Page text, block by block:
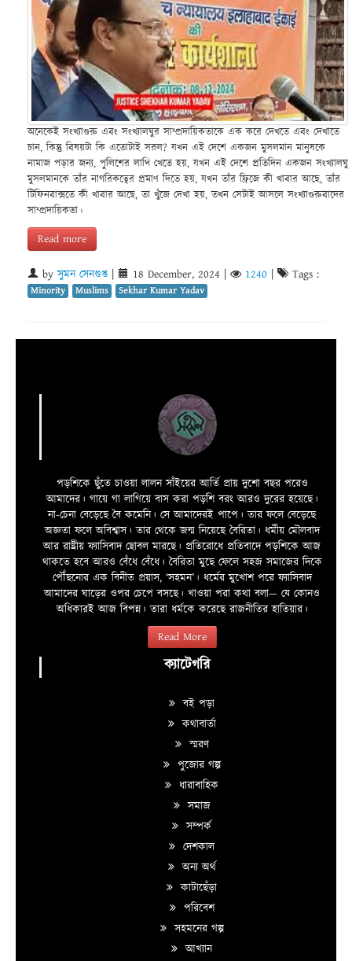
অনেকেই সংখ্যাগুরু এবং সংখ্যালঘুর সাম্প্রদায়িকতাকে এক করে দেখতে এবং দেখাতে
চান, কিন্তু বিষয়টা কি এতোটাই সরল? যখন এই দেশে একজন মুসলমান মানুষকে
নামাজ পড়ার জন্য, পুলিশের লাথি খেতে হয়, যখন এই দেশে প্রতিদিন একজন সংখ্যালঘু
মুসলমানকে তাঁর নাগরিকত্বের প্রমাণ দিতে হয়, যখন তাঁর ফ্রিজে কী খাবার আছে, তাঁর
টিফিনবাক্সতে কী খাবার আছে, তা খুঁজে দেখা হয়, তখন সেটাই আসলে সংখ্যাগুরুবাদের
সাম্প্রদায়িকতা।
Read more
byসুমন সেনগুপ্ত 18 December, 2024 1240 Tags :
Minority Muslims Sekhar Kumar Yadav
পড়শিকে ছুঁতে চাওয়া লালন সাঁইয়ের আর্তি প্রায় দুশো বছর পরেও
আমাদের। গায়ে গা লাগিয়ে বাস করা পড়শি বরং আরও দুরের হয়েছে।
না-চেনা বেড়েছে বৈ কমেনি। সে আমাদেরই পাপে। তার ফলে বেড়েছে
অজ্ঞতা ফলে অবিশ্বাস। তার থেকে জন্ম নিয়েছে বৈরিতা। ধর্মীয় মৌলবাদ
আর রাষ্ট্রীয় ফ্যাসিবাদ ছোবল মারছে। প্রতিরোধে প্রতিবাদে পড়শিকে আজ
থাকতে হবে আরও বেঁধে বেঁধে। বৈরিতা মুছে ফেলে সহজ সমাজের দিকে
পৌঁছনোর এক বিনীত প্রয়াস, ‘সহমন’। ধর্মের মুখোশ পরে ফ্যাসিবাদ
আমাদের ঘাড়ের ওপর চেপে বসছে। খাওয়া পরা কথা বলা—­­ যে কোনও
অধিকারই আজ বিপন্ন। তারা ধর্মকে করেছে রাজনীতির হাতিয়ার।
Read More
ক্যাটেগরি
বই পড়া
কথাবার্তা
স্মরণ
পুজোর গল্প
ধারাবাহিক
সমাজ
সম্পর্ক
দেশকাল
অন্য অর্থ
কাটাছেঁড়া
পরিবেশ
সহমনের গল্প
আখ্যান